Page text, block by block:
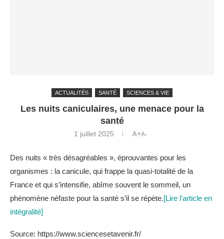
ACTUALITÉS SANTÉ SCIENCES & VIE
Les nuits caniculaires, une menace pour la
santé
1 juillet 2025 A+A-
Des nuits « très désagréables », éprouvantes pour les
organismes : la canicule, qui frappe la quasi-totalité de la
France et qui s’intensifie, abîme souvent le sommeil, un
phénomène néfaste pour la santé s’il se répète.[Lire l'article en
intégralité]
Source: https://www.sciencesetavenir.fr/